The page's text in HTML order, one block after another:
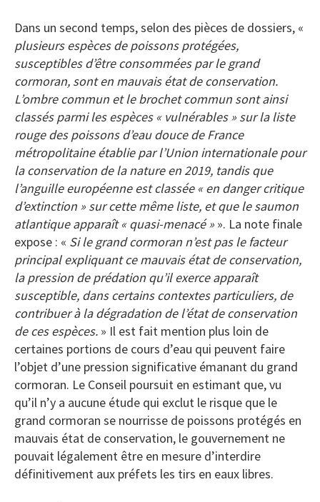
Dans un second temps, selon des pièces de dossiers, «
plusieurs espèces de poissons protégées,
susceptibles d’être consommées par le grand
cormoran, sont en mauvais état de conservation.
L’ombre commun et le brochet commun sont ainsi
classés parmi les espèces « vulnérables » sur la liste
rouge des poissons d’eau douce de France
métropolitaine établie par l’Union internationale pour
la conservation de la nature en 2019, tandis que
l’anguille européenne est classée « en danger critique
d’extinction » sur cette même liste, et que le saumon
atlantique apparaît « quasi-menacé » ». La note finale
expose : « Si le grand cormoran n’est pas le facteur
principal expliquant ce mauvais état de conservation,
la pression de prédation qu’il exerce apparaît
susceptible, dans certains contextes particuliers, de
contribuer à la dégradation de l’état de conservation
de ces espèces. » Il est fait mention plus loin de
certaines portions de cours d’eau qui peuvent faire
l’objet d’une pression significative émanant du grand
cormoran. Le Conseil poursuit en estimant que, vu
qu’il n’y a aucune étude qui exclut le risque que le
grand cormoran se nourrisse de poissons protégés en
mauvais état de conservation, le gouvernement ne
pouvait légalement être en mesure d’interdire
définitivement aux préfets les tirs en eaux libres.